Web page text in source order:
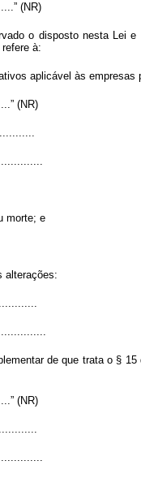
(NR)
o disposto nesta Lei e
à:
aplicável às
(NR)
morte; e
alterações:
de que trata o §
(NR)